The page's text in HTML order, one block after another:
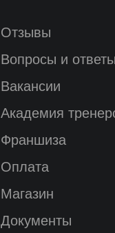
Отзывы
Вопросы и ответы
Вакансии
Академия
Франшиза
Оплата
Магазин
Документы